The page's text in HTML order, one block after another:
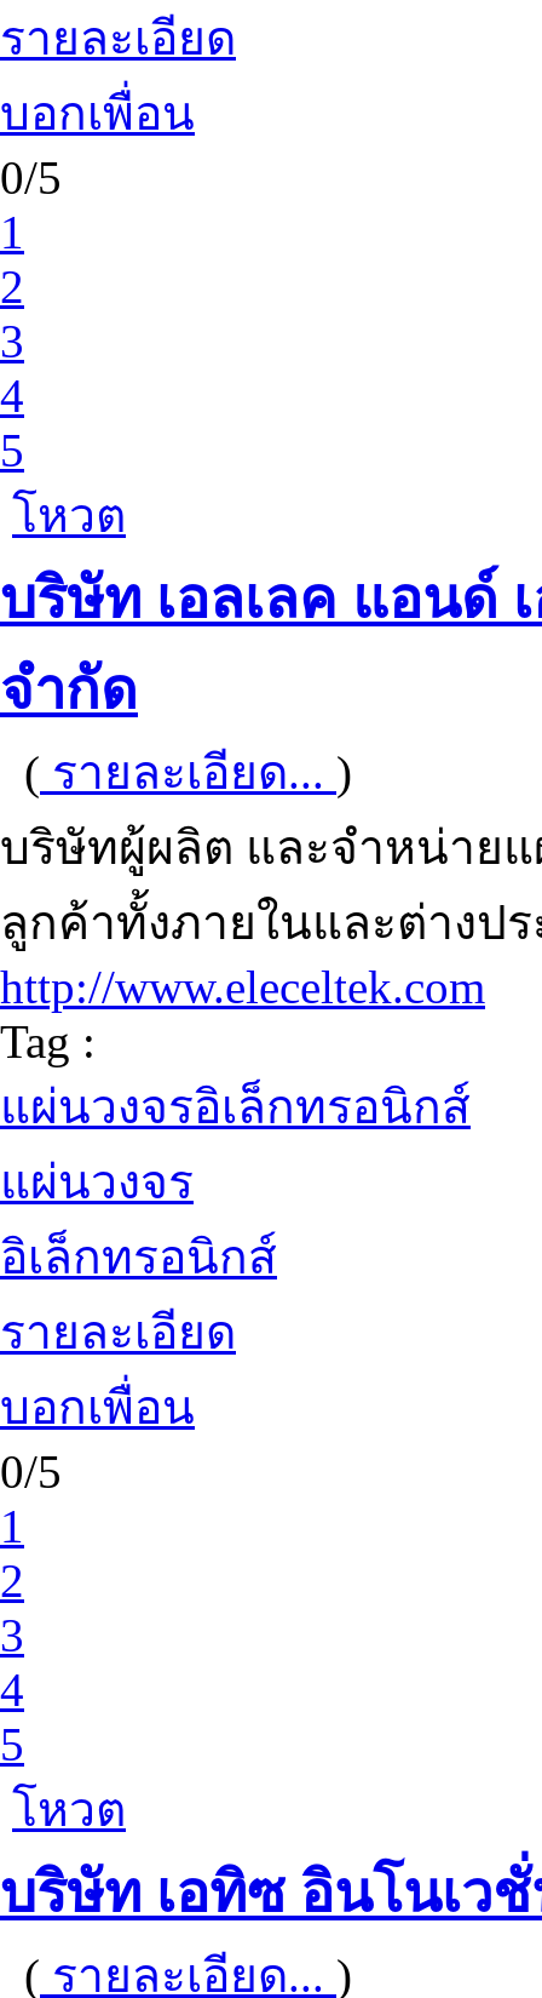
รายละเอียด
บอกเพื่อน
0/5
1
2
3
4
5
โหวต
บริษัท เอลเลค แอนด์
จำกัด
( รายละเอียด... )
บริษัทผู้ผลิต และจำหน่าย
ลูกค้าทั้งภายในและต่างป
http://www.eleceltek.com
Tag :
แผ่นวงจรอิเล็กทรอนิกส์
แผ่นวงจร
อิเล็กทรอนิกส์
รายละเอียด
บอกเพื่อน
0/5
1
2
3
4
5
โหวต
บริษัท เอทิซ อินโนเว
( รายละเอียด... )